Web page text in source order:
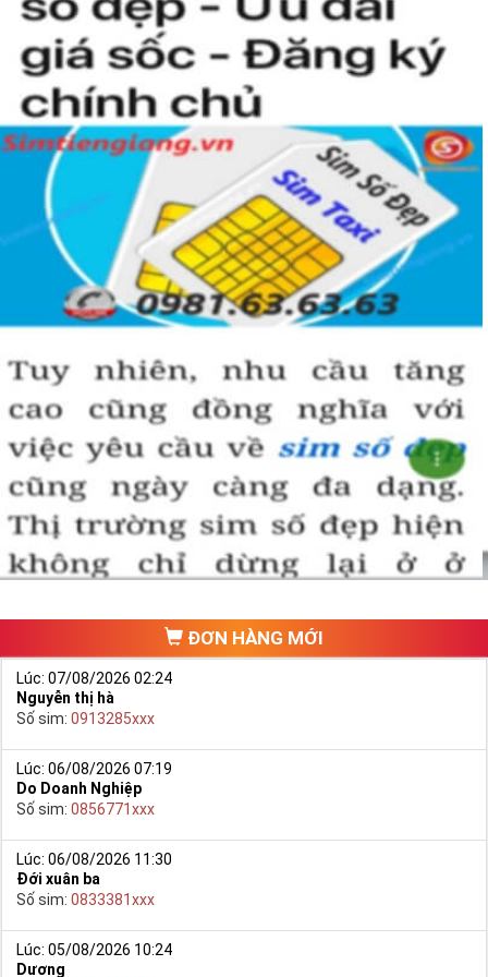
nào rồi?
Hướng dẫn mua Sim Tứ Quý 2 tại
Simtiengiang.vn.
Sim Tiền Giang là đơn vị cung cấp
Tứ Quý, sim giá rẻ uy
tín chất lượng.
Chọn mua sim số đẹp thường mất nhiều thời gian ở khoản lựa số,
một số phải vừa đẹp, vừa tốt về phong thủy thì mới là sim hoàn
hảo. Vậy phải làm sao?
- Cách nhanh nhất để chọn mua được Sim Tứ Quý 2 là bạn vào
trang chủ của Sim Tiền Giang, chọn mục “
Sim giảm giá
“ ở ngay đầu
trang chủ. Đây là danh sách sim được đại lý giảm giá vì một số lý
Ngoài ra quý khách chưa ưng ý về Sim Tứ Quý 2 có cũng thể tham
khảo thêm Sim Vinaphone,Sim Gmobile, Sim Tứ Quý Giữa
ĐƠN HÀNG MỚI
Lúc: 07/08/2026 02:24
Nguyễn thị hà
Số sim: 0913285xxx
Lúc: 06/08/2026 07:19
Do Doanh Nghiệp
Số sim: 0856771xxx
Lúc: 06/08/2026 11:30
Đới xuân ba
Số sim: 0833381xxx
Lúc: 05/08/2026 10:24
Dương